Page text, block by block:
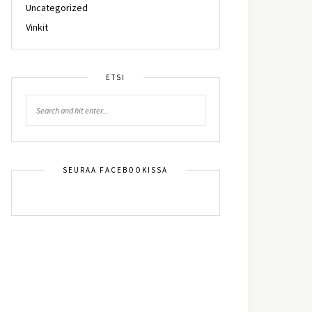
Uncategorized
Vinkit
ETSI
SEURAA FACEBOOKISSA